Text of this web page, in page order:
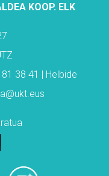
KOOP. ELK
38 41 | Helbide